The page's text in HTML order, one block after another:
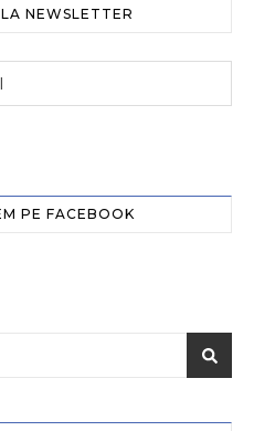
NEWSLETTER
PE FACEBOOK